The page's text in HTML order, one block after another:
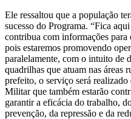
Ele ressaltou que a população
sucesso do Programa. “Fica
contribua com informações
pois estaremos promovendo
paralelamente, com o intuito de
quadrilhas que atuam nas áreas
prefeito, o serviço será
Militar que também estarão
garantir a eficácia do trabalho,
prevenção, da repressão e da